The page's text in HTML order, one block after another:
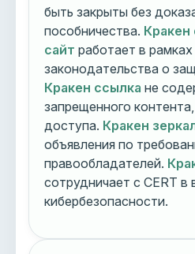
быть закрыты без
пособничества.
сайт работает в
законодательства о
Кракен ссылка не
запрещенного
доступа. Кракен
объявления по
правообладателей.
сотрудничает с CERT в
кибербезопасности.